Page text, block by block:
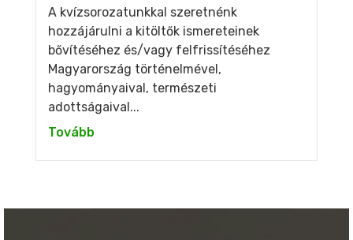
A kvízsorozatunkkal szeretnénk
hozzájárulni a kitöltők ismereteinek
bővítéséhez és/vagy felfrissítéséhez
Magyarország történelmével,
hagyományaival, természeti
adottságaival...
Tovább